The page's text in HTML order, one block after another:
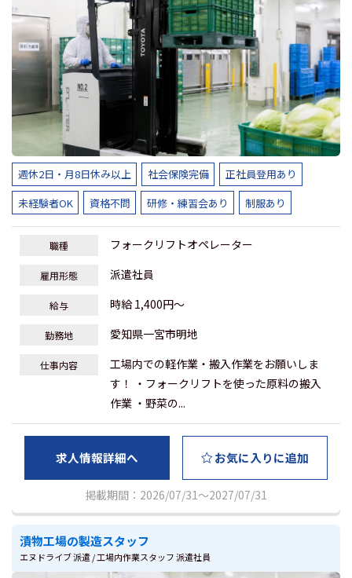
週休2日・月8日休み以上 社会保険完備
正社員登用あり
未経験者OK
資格不問 研修・練習会あり 制服あり
職種 フォークリフトオペレーター
雇用形態 派遣社員
給与 時給 1,400円～
勤務地 愛知県一宮市明地
仕事内容
⼯場内での軽作業・搬入作業をお願いしま
す！ ・フォークリフトを使った原料の搬入
作業 ・野菜の...
求人情報詳細へ お気に入りに追加
掲載期間：2026/07/31～2027/07/31
漬物工場の製造スタッフ
エヌドライブ 派遣 / 工場内作業スタッフ 派遣社員